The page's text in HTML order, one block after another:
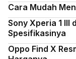
Cara Mudah
Sony Xperia 1 III
Spesifikasinya
Oppo Find X